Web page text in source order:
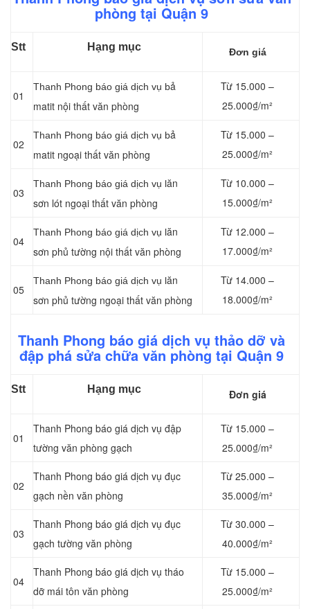
phòng tại Quận 9
Stt Hạng mục Đơn giá
01
Thanh Phong báo giá dịch vụ bả
matit nội thất văn phòng
Từ 15.000 –
25.000₫/m²
02
Thanh Phong báo giá dịch vụ bả
matit ngoại thất văn phòng
Từ 15.000 –
25.000₫/m²
03
Thanh Phong báo giá dịch vụ lăn
sơn lót ngoại thất văn phòng
Từ 10.000 –
15.000₫/m²
04
Thanh Phong báo giá dịch vụ lăn
sơn phủ tường nội thất văn phòng
Từ 12.000 –
17.000₫/m²
05
Thanh Phong báo giá dịch vụ lăn
sơn phủ tường ngoại thất văn phòng
Từ 14.000 –
18.000₫/m²
Thanh Phong báo giá dịch vụ thảo dỡ và
đập phá sửa chữa văn phòng tại Quận 9
Stt Hạng mục Đơn giá
01
Thanh Phong báo giá dịch vụ đập
tường văn phòng gạch
Từ 15.000 –
25.000₫/m²
02
Thanh Phong báo giá dịch vụ đục
gạch nền văn phòng
Từ 25.000 –
35.000₫/m²
03
Thanh Phong báo giá dịch vụ đục
gạch tường văn phòng
Từ 30.000 –
40.000₫/m²
04
Thanh Phong báo giá dịch vụ tháo
dỡ mái tôn văn phòng
Từ 15.000 –
25.000₫/m²